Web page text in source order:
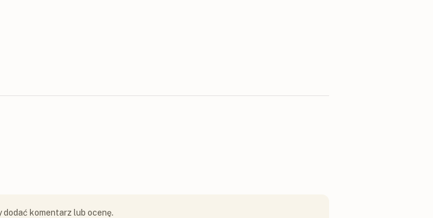
dodać komentarz lub ocenę.